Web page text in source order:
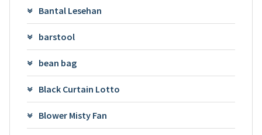
Bantal Lesehan
barstool
bean bag
Black Curtain Lotto
Blower Misty Fan